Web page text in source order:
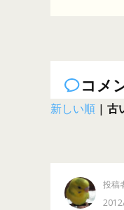
コメ
新しい順 | 古
投稿